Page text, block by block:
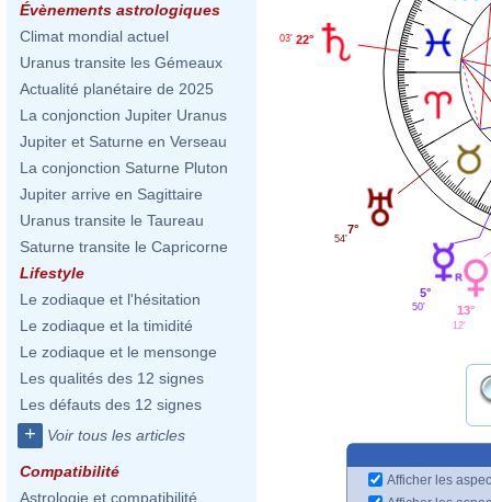
Évènements astrologiques
Climat mondial actuel
Uranus transite les Gémeaux
Actualité planétaire de 2025
La conjonction Jupiter Uranus
Jupiter et Saturne en Verseau
La conjonction Saturne Pluton
Jupiter arrive en Sagittaire
Uranus transite le Taureau
Saturne transite le Capricorne
Lifestyle
Le zodiaque et l'hésitation
Le zodiaque et la timidité
Le zodiaque et le mensonge
Les qualités des 12 signes
Les défauts des 12 signes
+ Voir tous les articles
Compatibilité
Astrologie et compatibilité
22°
03'
7°
54'
5°
50' 13°
12'
Afficher les